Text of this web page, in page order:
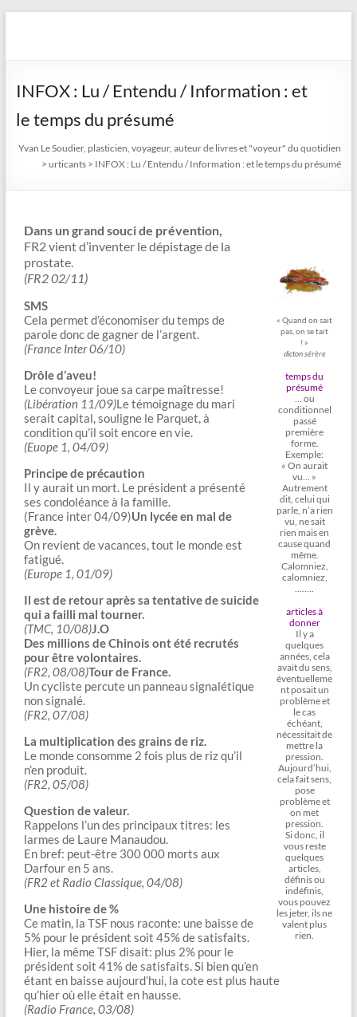
voyageur, auteur de livres
et "voyeur" du quotidien
INFOX : Lu / Entendu / Information : et
le temps du présumé
Yvan Le Soudier, plasticien, voyageur, auteur de livres et "voyeur" du quotidien
>urticants > INFOX : Lu / Entendu / Information : et le temps du présumé
« Quand on sait
pas, on se tait
! »
dicton sérère
temps du
présumé
… ou
conditionnel
passé
première
forme.
Exemple:
« On aurait
vu… »
Autrement
dit, celui qui
parle, n’a rien
vu, ne sait
rien mais en
cause quand
même.
Calomniez,
calomniez,
……..
articles à
donner
Il y a
quelques
années, cela
avait du sens,
éventuelleme
nt posait un
problème et
le cas
échéant,
nécessitait de
mettre la
pression.
Aujourd’hui,
cela fait sens,
pose
problème et
on met
pression.
Si donc, il
vous reste
quelques
articles,
définis ou
indéfinis,
vous pouvez
les jeter, ils ne
valent plus
rien.
Dans un grand souci de prévention,
FR2 vient d’inventer le dépistage de la
prostate.
(FR2 02/11)
SMS
Cela permet d’économiser du temps de
parole donc de gagner de l’argent.
(France Inter 06/10)
Drôle d’aveu!
Le convoyeur joue sa carpe maîtresse!
(Libération 11/09)Le témoignage du mari
serait capital, souligne le Parquet, à
condition qu’il soit encore en vie.
(Euope 1, 04/09)
Principe de précaution
Il y aurait un mort. Le président a présenté
ses condoléance à la famille.
(France inter 04/09)Un lycée en mal de
grève.
On revient de vacances, tout le monde est
fatigué.
(Europe 1, 01/09)
Il est de retour après sa tentative de suicide
qui a failli mal tourner.
(TMC, 10/08)J.O
Des millions de Chinois ont été recrutés
pour être volontaires.
(FR2, 08/08)Tour de France.
Un cycliste percute un panneau signalétique
non signalé.
(FR2, 07/08)
La multiplication des grains de riz.
Le monde consomme 2 fois plus de riz qu’il
n’en produit.
(FR2, 05/08)
Question de valeur.
Rappelons l’un des principaux titres: les
larmes de Laure Manaudou.
En bref: peut-être 300 000 morts aux
Darfour en 5 ans.
(FR2 et Radio Classique, 04/08)
Une histoire de %
Ce matin, la TSF nous raconte: une baisse de
5% pour le président soit 45% de satisfaits.
Hier, la même TSF disait: plus 2% pour le
président soit 41% de satisfaits. Si bien qu’en
étant en baisse aujourd’hui, la cote est plus haute
qu’hier où elle était en hausse.
(Radio France, 03/08)